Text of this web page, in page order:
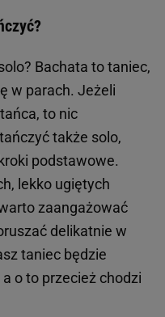
Bachata to taniec,
w parach. Jeżeli
to nic
także solo,
podstawowe.
lekko ugiętych
zaangażować
delikatnie w
taniec będzie
o to przecież chodzi